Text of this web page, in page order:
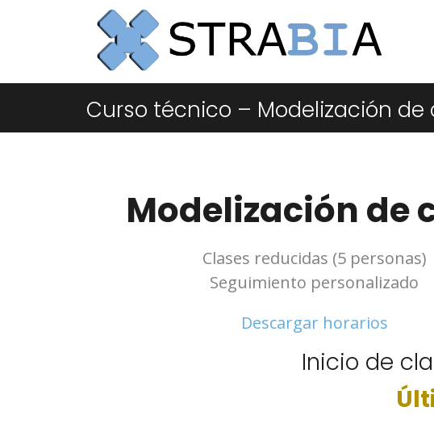
Curso técnico – Modelización
Modelización de
Clases reducidas (5 personas)
Seguimiento personalizado
Descargar horarios
Inicio de